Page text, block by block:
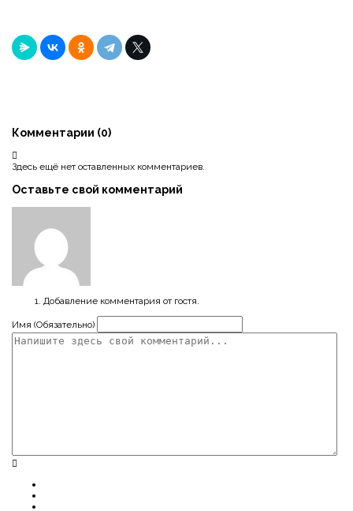
Комментарии (0)
Здесь ещё нет оставленных комментариев.
Оставьте свой комментарий
Добавление комментария от гостя.
Имя (Обязательно)